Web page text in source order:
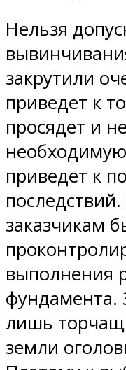
Нельзя
закрутили
приведет к
просядет и
необходимую
приведет к
заказчикам
выполнения
фундамента.
лишь
земли